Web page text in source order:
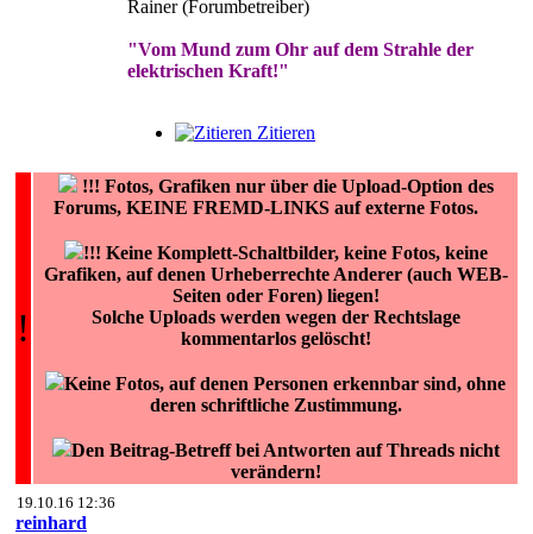
Rainer (Forumbetreiber)
"Vom Mund zum Ohr auf dem Strahle der
elektrischen Kraft!"
Zitieren
!
!!! Fotos, Grafiken nur über die Upload-Option des
Forums, KEINE FREMD-LINKS auf externe Fotos.
!!! Keine Komplett-Schaltbilder, keine Fotos, keine
Grafiken, auf denen Urheberrechte Anderer (auch WEB-
Seiten oder Foren) liegen!
Solche Uploads werden wegen der Rechtslage
kommentarlos gelöscht!
Keine Fotos, auf denen Personen erkennbar sind, ohne
deren schriftliche Zustimmung.
Den Beitrag-Betreff bei Antworten auf Threads nicht
verändern!
19.10.16 12:36
reinhard